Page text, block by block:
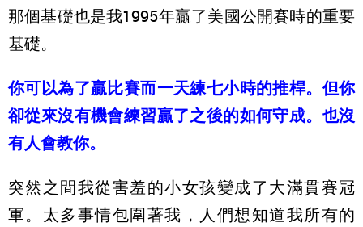
那個基礎也是我1995年贏了美國公開賽時的重要
基礎。
你可以為了贏比賽而一天練七小時的推桿。但你
卻從來沒有機會練習贏了之後的如何守成。也沒
有人會教你。
突然之間我從害羞的小女孩變成了大滿貫賽冠
軍。太多事情包圍著我，人們想知道我所有的